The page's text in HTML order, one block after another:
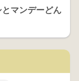
マンデーどん